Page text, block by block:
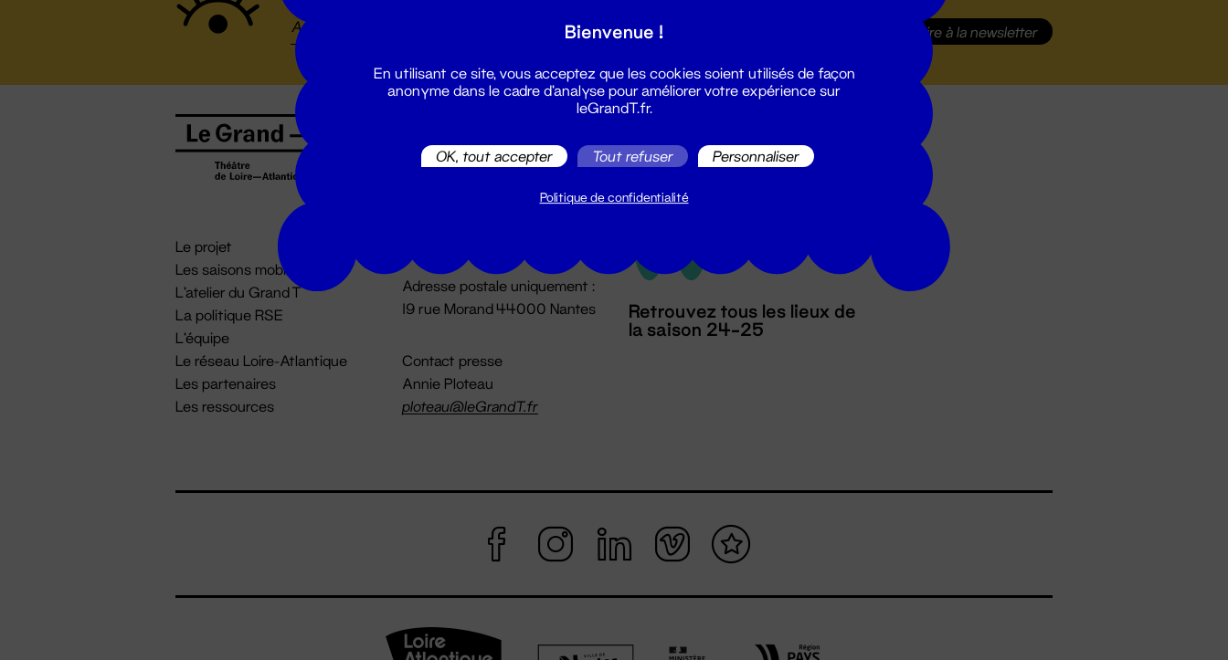
S'inscrire à la newsletter
Le projet
Les saisons mobiles
L'atelier du Grand T
La politique RSE
L'équipe
Le réseau Loire-Atlantique
Les partenaires
Les ressources
02 51 88 25 25
billetterie@leGrandT.fr
Du lundi au vendredi 14h → 18h
Adresse postale uniquement :
19 rue Morand 44000 Nantes
Contact presse
Annie Ploteau
ploteau@leGrandT.fr
Retrouvez tous les lieux de
la saison 24-25
Bienvenue !
En utilisant ce site, vous acceptez que les cookies soient utilisés de façon
anonyme dans le cadre d'analyse pour améliorer votre expérience sur
leGrandT.fr.
OK, tout accepter Tout refuser Personnaliser
Politique de confidentialité